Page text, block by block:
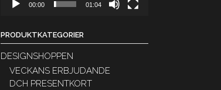
00:00 01:04
PRODUKTKATEGORIER
DESIGNSHOPPEN
VECKANS ERBJUDANDE
DCH PRESENTKORT